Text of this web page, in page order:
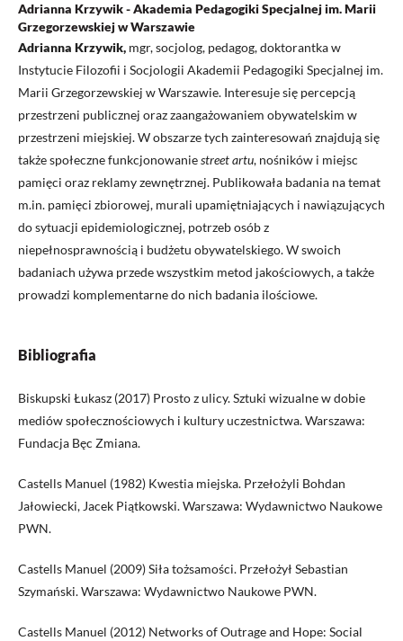
Adrianna Krzywik - Akademia Pedagogiki Specjalnej im. Marii
Grzegorzewskiej w Warszawie
Adrianna Krzywik, mgr, socjolog, pedagog, doktorantka w
Instytucie Filozofii i Socjologii Akademii Pedagogiki Specjalnej im.
Marii Grzegorzewskiej w Warszawie. Interesuje się percepcją
przestrzeni publicznej oraz zaangażowaniem obywatelskim w
przestrzeni miejskiej. W obszarze tych zainteresowań znajdują się
także społeczne funkcjonowaniestreet artu, nośników i miejsc
pamięci oraz reklamy zewnętrznej. Publikowała badania na temat
m.in. pamięci zbiorowej, murali upamiętniających i nawiązujących
do sytuacji epidemiologicznej, potrzeb osób z
niepełnosprawnością i budżetu obywatelskiego. W swoich
badaniach używa przede wszystkim metod jakościowych, a także
prowadzi komplementarne do nich badania ilościowe.
Bibliografia
Biskupski Łukasz (2017) Prosto z ulicy. Sztuki wizualne w dobie
mediów społecznościowych i kultury uczestnictwa. Warszawa:
Fundacja Bęc Zmiana.
Castells Manuel (1982) Kwestia miejska. Przełożyli Bohdan
Jałowiecki, Jacek Piątkowski. Warszawa: Wydawnictwo Naukowe
PWN.
Castells Manuel (2009) Siła tożsamości. Przełożył Sebastian
Szymański. Warszawa: Wydawnictwo Naukowe PWN.
Castells Manuel (2012) Networks of Outrage and Hope: Social